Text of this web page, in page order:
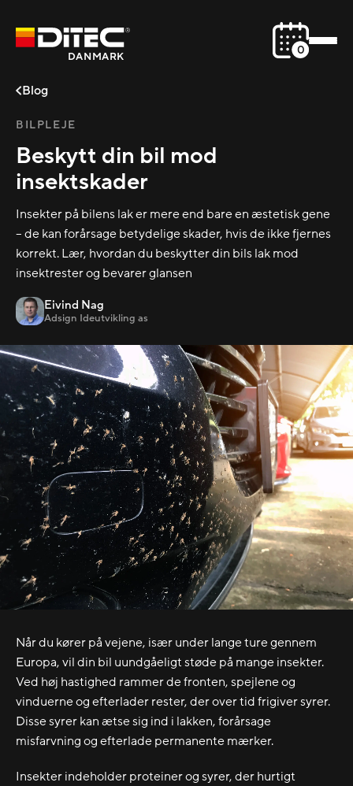
DANMARK 0
Blog
BILPLEJE
Beskytt din bil mod
insektskader
Insekter på bilens lak er mere end bare en æstetisk gene
– de kan forårsage betydelige skader, hvis de ikke fjernes
korrekt. Lær, hvordan du beskytter din bils lak mod
insektrester og bevarer glansen
Eivind Nag
Adsign Ideutvikling as
Når du kører på vejene, især under lange ture gennem
Europa, vil din bil uundgåeligt støde på mange insekter.
Ved høj hastighed rammer de fronten, spejlene og
vinduerne og efterlader rester, der over tid frigiver syrer.
Disse syrer kan ætse sig ind i lakken, forårsage
misfarvning og efterlade permanente mærker.
Insekter indeholder proteiner og syrer, der hurtigt